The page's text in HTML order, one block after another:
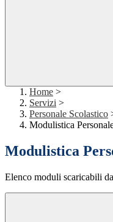
Home >
Servizi >
Personale Scolastico
Modulistica
Modulistica
Elenco moduli scaricabili